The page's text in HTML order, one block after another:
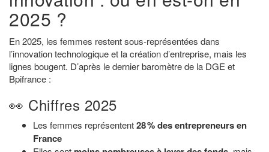
2025 ?
En 2025, les femmes restent sous-représentées dans
l’innovation technologique et la création d’entreprise, mais les
lignes bougent. D’après le dernier baromètre de la DGE et
Bpifrance :
👀 Chiffres 2025
Les femmes représentent28 % des entrepreneurs en
France